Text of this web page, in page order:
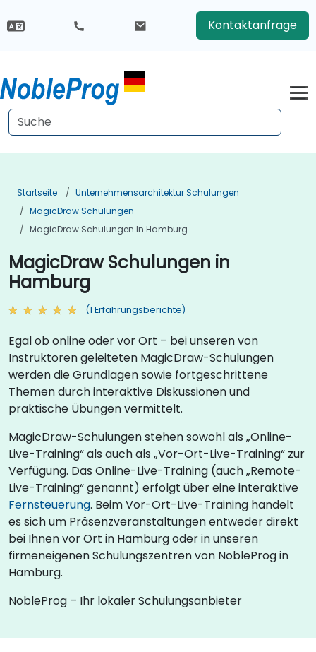
Kontaktanfrage
Startseite
Unternehmensarchitektur Schulungen
MagicDraw Schulungen
MagicDraw Schulungen In Hamburg
MagicDraw Schulungen in
Hamburg
(1 Erfahrungsberichte)
Egal ob online oder vor Ort – bei unseren von
Instruktoren geleiteten MagicDraw-Schulungen
werden die Grundlagen sowie fortgeschrittene
Themen durch interaktive Diskussionen und
praktische Übungen vermittelt.
MagicDraw-Schulungen stehen sowohl als „Online-
Live-Training“ als auch als „Vor-Ort-Live-Training“ zur
Verfügung. Das Online-Live-Training (auch „Remote-
Live-Training“ genannt) erfolgt über eine interaktive
Fernsteuerung. Beim Vor-Ort-Live-Training handelt
es sich um Präsenzveranstaltungen entweder direkt
bei Ihnen vor Ort in Hamburg oder in unseren
firmeneigenen Schulungszentren von NobleProg in
Hamburg.
NobleProg – Ihr lokaler Schulungsanbieter